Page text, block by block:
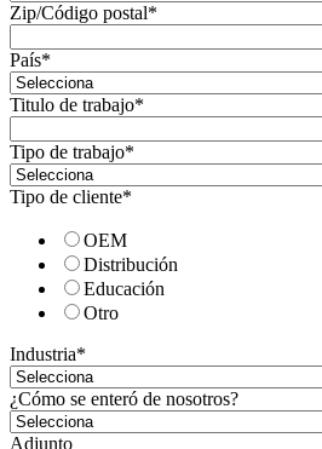
Zip/Código postal*
País*
Titulo de trabajo*
Tipo de trabajo*
Tipo de cliente*
OEM
Distribución
Educación
Otro
Industria*
¿Cómo se enteró de nosotros?
Adjunto